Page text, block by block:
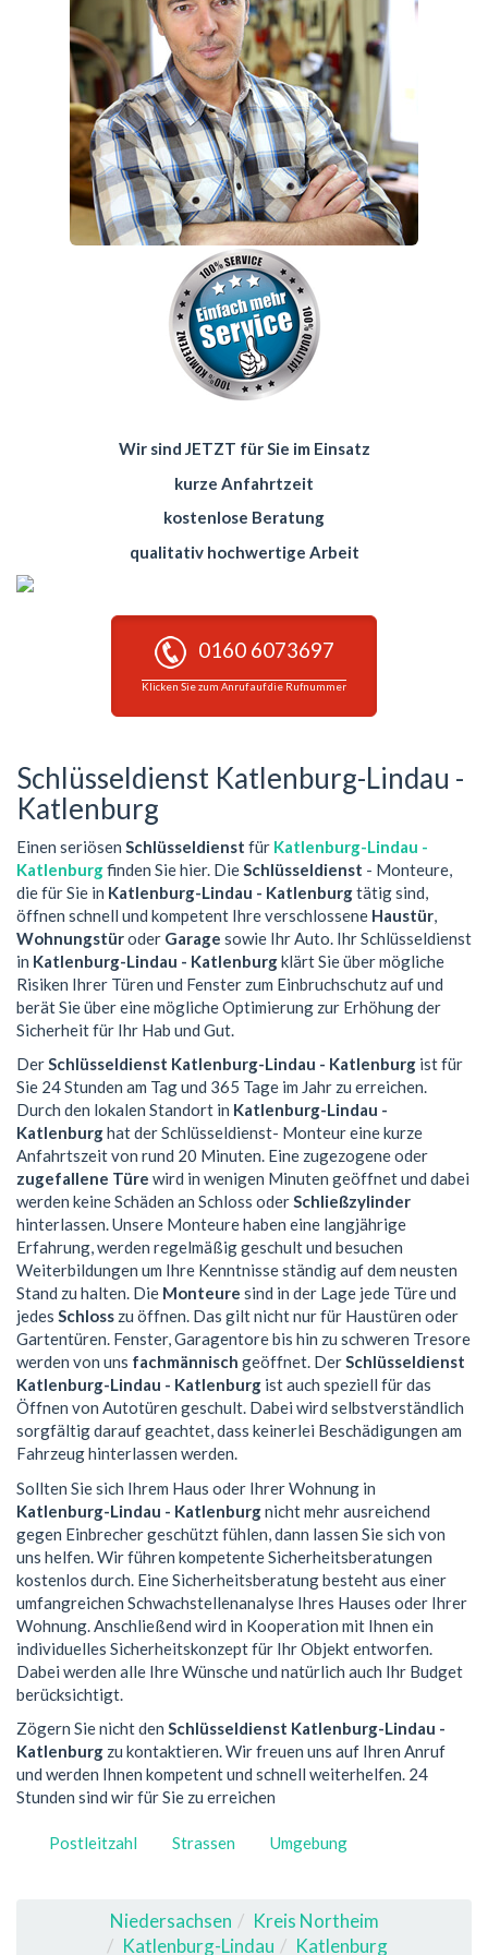
Wir sind JETZT für Sie im Einsatz
kurze Anfahrtzeit
kostenlose Beratung
qualitativ hochwertige Arbeit
0160 6073697
Klicken Sie zum Anruf auf die Rufnummer
Schlüsseldienst Katlenburg-Lindau -
Katlenburg
Einen seriösen Schlüsseldienst für Katlenburg-Lindau -
Katlenburgfinden Sie hier. DieSchlüsseldienst - Monteure,
die für Sie in Katlenburg-Lindau - Katlenburgtätig sind,
öffnen schnell und kompetent Ihre verschlossene Haustür,
Wohnungstüroder Garage sowie Ihr Auto. Ihr Schlüsseldienst
in Katlenburg-Lindau - Katlenburgklärt Sie über mögliche
Risiken Ihrer Türen und Fenster zum Einbruchschutz auf und
berät Sie über eine mögliche Optimierung zur Erhöhung der
Sicherheit für Ihr Hab und Gut.
DerSchlüsseldienst Katlenburg-Lindau - Katlenburg ist für
Sie 24 Stunden am Tag und 365 Tage im Jahr zu erreichen.
Durch den lokalen Standort in Katlenburg-Lindau -
Katlenburghat der Schlüsseldienst- Monteur eine kurze
Anfahrtszeit von rund 20 Minuten. Eine zugezogene oder
zugefallene Türe wird in wenigen Minuten geöffnet und dabei
werden keine Schäden an Schloss oderSchließzylinder
hinterlassen. Unsere Monteure haben eine langjährige
Erfahrung, werden regelmäßig geschult und besuchen
Weiterbildungen um Ihre Kenntnisse ständig auf dem neusten
Stand zu halten. Die Monteure sind in der Lage jede Türe und
jedes Schloss zu öffnen. Das gilt nicht nur für Haustüren oder
Gartentüren. Fenster, Garagentore bis hin zu schweren Tresore
werden von uns fachmännisch geöffnet. DerSchlüsseldienst
Katlenburg-Lindau - Katlenburg ist auch speziell für das
Öffnen von Autotüren geschult. Dabei wird selbstverständlich
sorgfältig darauf geachtet, dass keinerlei Beschädigungen am
Fahrzeug hinterlassen werden.
Sollten Sie sich Ihrem Haus oder Ihrer Wohnung in
Katlenburg-Lindau - Katlenburgnicht mehr ausreichend
gegen Einbrecher geschützt fühlen, dann lassen Sie sich von
uns helfen. Wir führen kompetente Sicherheitsberatungen
kostenlos durch. Eine Sicherheitsberatung besteht aus einer
umfangreichen Schwachstellenanalyse Ihres Hauses oder Ihrer
Wohnung. Anschließend wird in Kooperation mit Ihnen ein
individuelles Sicherheitskonzept für Ihr Objekt entworfen.
Dabei werden alle Ihre Wünsche und natürlich auch Ihr Budget
berücksichtigt.
Zögern Sie nicht den Schlüsseldienst Katlenburg-Lindau -
Katlenburg zu kontaktieren. Wir freuen uns auf Ihren Anruf
und werden Ihnen kompetent und schnell weiterhelfen. 24
Stunden sind wir für Sie zu erreichen
Postleitzahl Strassen Umgebung
Niedersachsen
Kreis Northeim
Katlenburg-Lindau
Katlenburg